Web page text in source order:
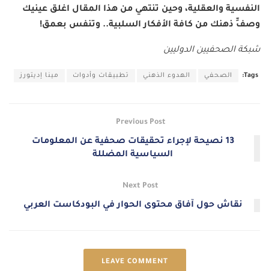
النفسية والعقلية، وحين تنتهي من هذا المقال اغلق عينيك
وصفِّ ذهنك من كافة الأفكار السلبية.. وتنفس بعمق!
شبكة الصحفيين الدوليين
Tags: الصحفي الهدوء الذهني تطبيقات وأدوات مينا إديتورز
Previous Post
13 نصيحة لإجراء تحقيقات صحفية عن المعلومات
السياسية المضللة
Next Post
نقاش حول آفاق محتوى الحوار في البودكاست العربي
LEAVE COMMENT